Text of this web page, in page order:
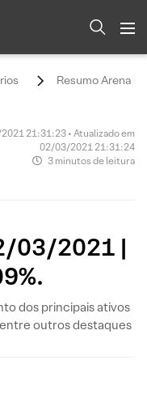
Resumo Arena
21:31:23 • Atualizado em
02/03/2021 21:31:24
3 minutos de leitura
03/2021 |
dos principais ativos
outros destaques